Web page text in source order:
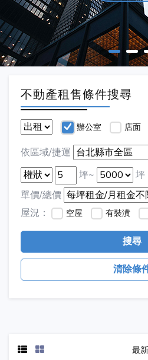
不動產租售條件搜尋
辦公室 店面
依區域/捷運
坪~
坪
單價/總價
屋況：
空屋 有裝潢
搜尋
清除條
最